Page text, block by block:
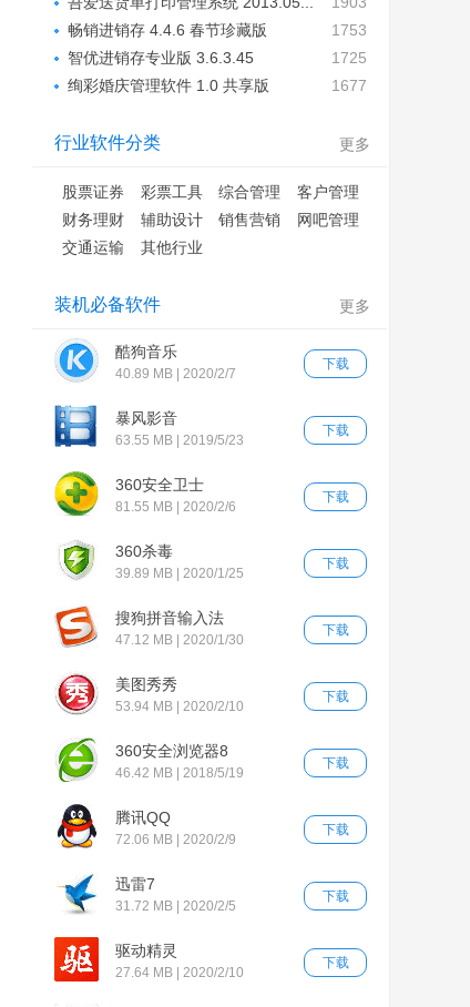
1753
畅销进销存 4.4.6 春节珍藏版
1725
智优进销存专业版 3.6.3.45
1677
绚彩婚庆管理软件 1.0 共享版
更多
行业软件分类
股票证券 彩票工具 综合管理
客户管理
财务理财
辅助设计 销售营销
网吧管理
交通运输
其他行业
更多
装机必备软件
下载
酷狗音乐
40.89 MB | 2020/2/7
下载
暴风影音
63.55 MB | 2019/5/23
下载
360安全卫士
81.55 MB | 2020/2/6
下载
360杀毒
39.89 MB | 2020/1/25
下载
搜狗拼音输入法
47.12 MB | 2020/1/30
下载
美图秀秀
53.94 MB | 2020/2/10
下载
360安全浏览器8
46.42 MB | 2018/5/19
下载
腾讯QQ
72.06 MB | 2020/2/9
下载
迅雷7
31.72 MB | 2020/2/5
下载
驱动精灵
27.64 MB | 2020/2/10